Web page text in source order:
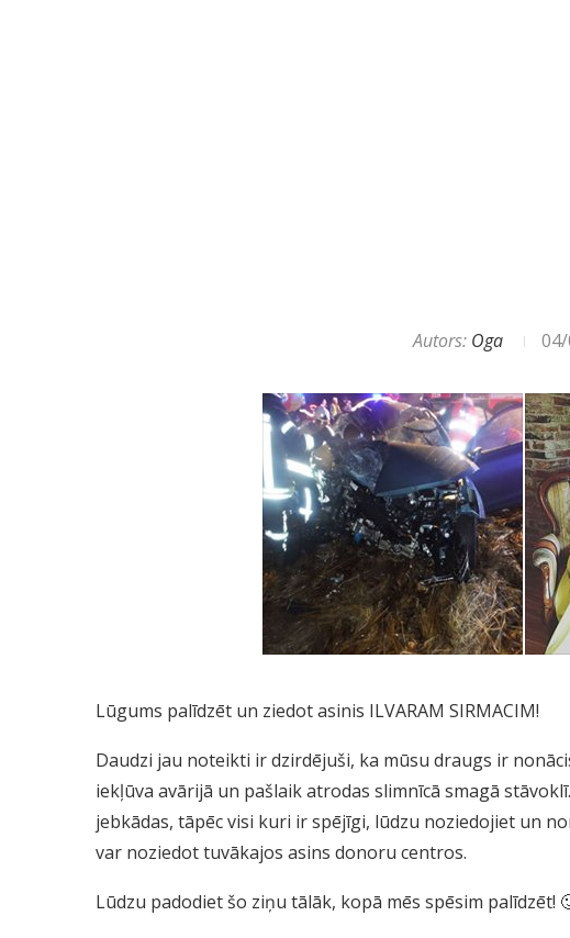
Autors: Oga
Lūgums palīdzēt un ziedot asinis ILVARAM SIRMACIM!
Daudzi jau noteikti ir dzirdējuši, ka mūsu draugs ir
iekļūva avārijā un pašlaik atrodas slimnīcā smagā
jebkādas, tāpēc visi kuri ir spējīgi, lūdzu noziedojiet un
var noziedot tuvākajos asins donoru centros.
Lūdzu padodiet šo ziņu tālāk, kopā mēs spēsim palīdzēt!